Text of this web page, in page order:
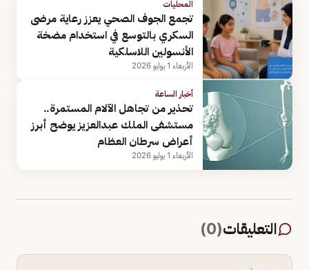
المحليات
تجمع الجوف الصحي يعزز رعاية مرضى
السكري بالتوسع في استخدام مضخة
الأنسولين اللاسلكية
الأربعاء 1 يوليو 2026
أخبار الساعة
تحذير من تجاهل الآلام المستمرة..
مستشفى الملك عبدالعزيز يوضح أبرز
أعراض سرطان العظام
الأربعاء 1 يوليو 2026
التعليقات(
0
)